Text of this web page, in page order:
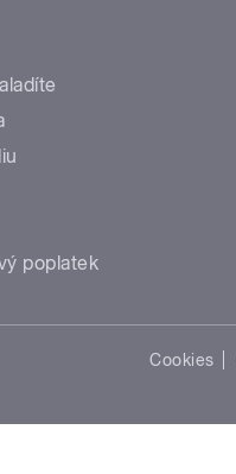
poplatek
Cookies